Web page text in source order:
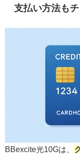
支払い方法もチ
BBexcite光10Gは、